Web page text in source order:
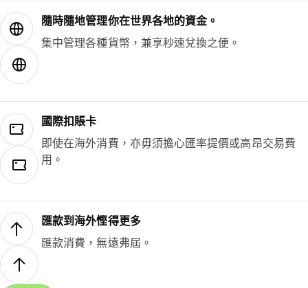
隨時隨地管理你在世界各地的資金。
集中管理各種貨幣，兼享秒速兌換之便。
國際扣賬卡
即使在海外消費，亦毋須擔心匯率提價或高昂交易費
用。
匯款到海外慳得更多
匯款消費，無遠弗屆。